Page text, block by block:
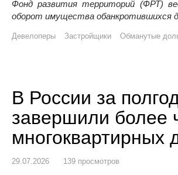
Фонд развития территорий (ФРТ)
оборот имущества обанкротившихся
Девелоперы Застройщики Обманутые
В России за
завершили более
многоквартирных
29.07.2026 139 просмотров